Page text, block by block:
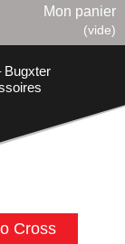
Mon panier
(vide)
Bugxter
Cross